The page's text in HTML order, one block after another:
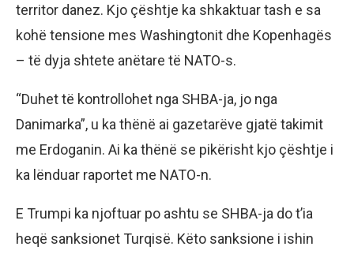
territor danez. Kjo çështje ka shkaktuar tash e sa
kohë tensione mes Washingtonit dhe Kopenhagës
– të dyja shtete anëtare të NATO-s.
“Duhet të kontrollohet nga SHBA-ja, jo nga
Danimarka”, u ka thënë ai gazetarëve gjatë takimit
me Erdoganin. Ai ka thënë se pikërisht kjo çështje i
ka lënduar raportet me NATO-n.
E Trumpi ka njoftuar po ashtu se SHBA-ja do t’ia
heqë sanksionet Turqisë. Këto sanksione i ishin